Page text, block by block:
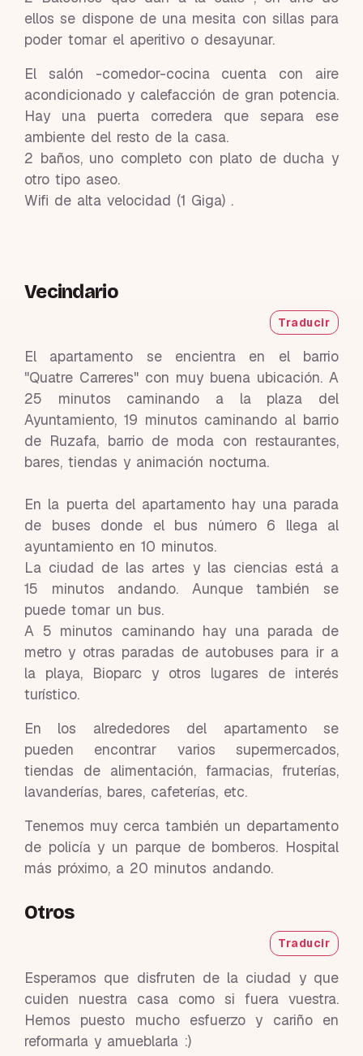
ellos se dispone de una mesita con sillas para
poder tomar el aperitivo o desayunar.
El salón -comedor-cocina cuenta con aire
acondicionado y calefacción de gran potencia.
Hay una puerta corredera que separa ese
ambiente del resto de la casa.
2 baños, uno completo con plato de ducha y
otro tipo aseo.
Wifi de alta velocidad (1 Giga) .
Vecindario
Traducir
El apartamento se encientra en el barrio
"Quatre Carreres" con muy buena ubicación. A
25 minutos caminando a la plaza del
Ayuntamiento, 19 minutos caminando al barrio
de Ruzafa, barrio de moda con restaurantes,
bares, tiendas y animación nocturna.
En la puerta del apartamento hay una parada
de buses donde el bus número 6 llega al
ayuntamiento en 10 minutos.
La ciudad de las artes y las ciencias está a
15 minutos andando. Aunque también se
puede tomar un bus.
A 5 minutos caminando hay una parada de
metro y otras paradas de autobuses para ir a
la playa, Bioparc y otros lugares de interés
turístico.
En los alrededores del apartamento se
pueden encontrar varios supermercados,
tiendas de alimentación, farmacias, fruterías,
lavanderías, bares, cafeterías, etc.
Tenemos muy cerca también un departamento
de policía y un parque de bomberos. Hospital
más próximo, a 20 minutos andando.
Otros
Traducir
Esperamos que disfruten de la ciudad y que
cuiden nuestra casa como si fuera vuestra.
Hemos puesto mucho esfuerzo y cariño en
reformarla y amueblarla :)